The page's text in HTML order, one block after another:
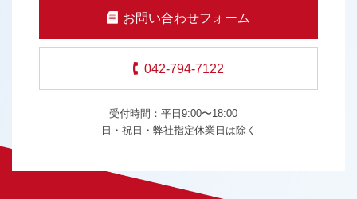
お問い合わせフォーム
042-794-7122
受付時間：平日9:00〜18:00
日・祝日・弊社指定休業日は除く